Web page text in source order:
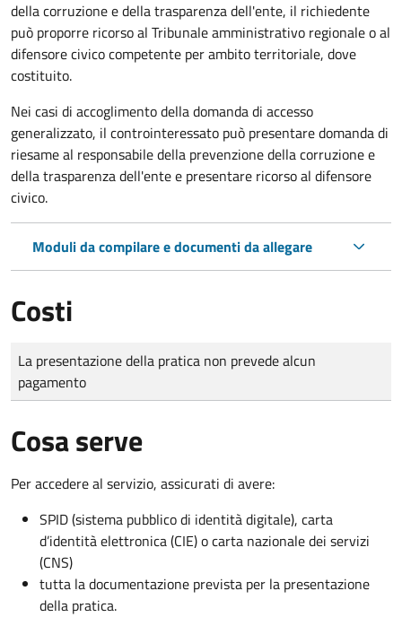
della corruzione e della trasparenza dell'ente, il richiedente
può proporre ricorso al Tribunale amministrativo regionale o al
difensore civico competente per ambito territoriale, dove
costituito.
Nei casi di accoglimento della domanda di accesso
generalizzato, il controinteressato può presentare domanda di
riesame al responsabile della prevenzione della corruzione e
della trasparenza dell'ente e presentare ricorso al difensore
civico.
Moduli da compilare e documenti da allegare
Costi
Tipo di pagamento
Importo
La presentazione della pratica non prevede alcun
pagamento
Cosa serve
Per accedere al servizio, assicurati di avere:
SPID (sistema pubblico di identità digitale), carta
d’identità elettronica (CIE) o carta nazionale dei servizi
(CNS)
tutta la documentazione prevista per la presentazione
della pratica.